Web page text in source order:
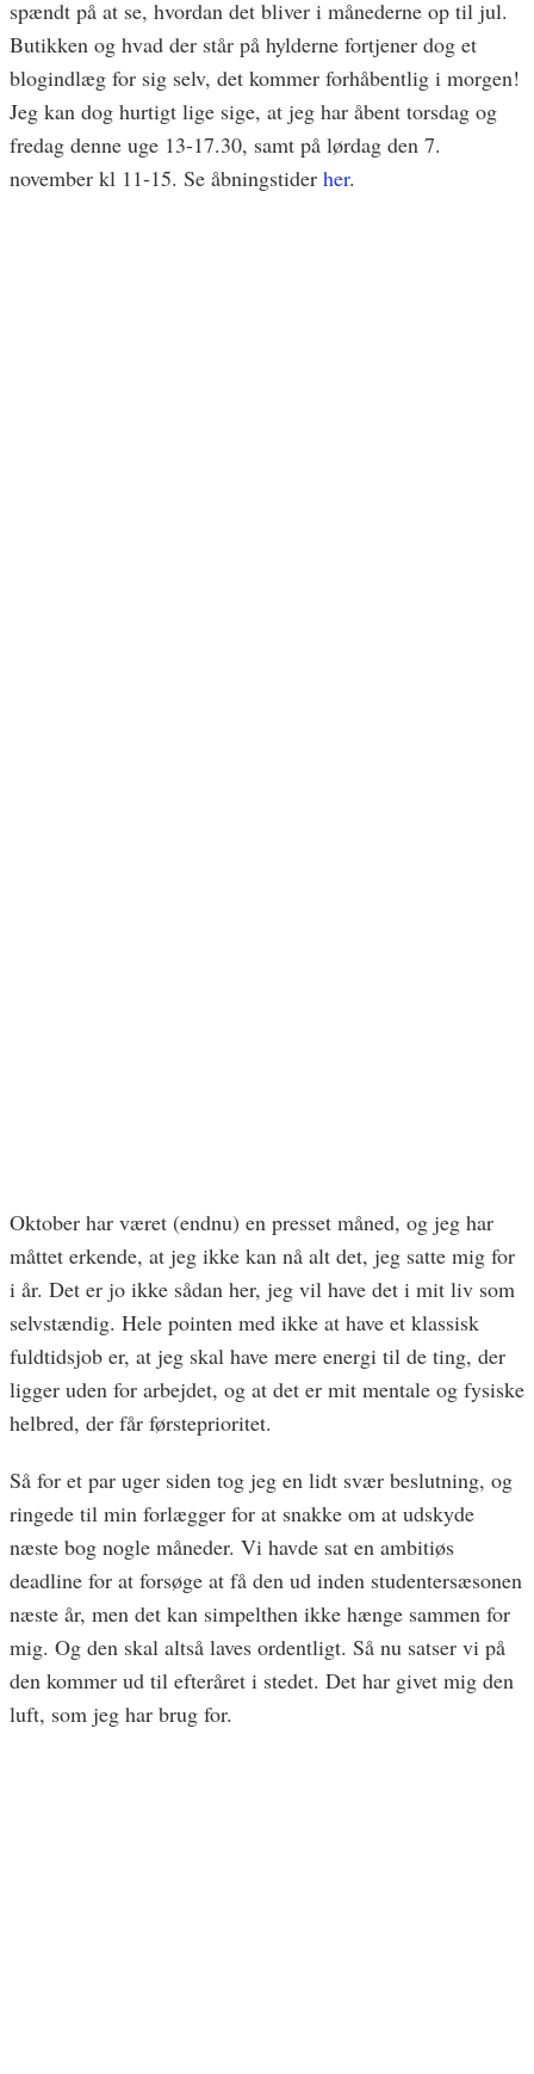
spændt på at se, hvordan det bliver i månederne op til jul.
Butikken og hvad der står på hylderne fortjener dog et
blogindlæg for sig selv, det kommer forhåbentlig i morgen!
Jeg kan dog hurtigt lige sige, at jeg har åbent torsdag og
fredag denne uge 13-17.30, samt på lørdag den 7.
november kl 11-15. Se åbningstider her.
Oktober har været (endnu) en presset måned, og jeg har
måttet erkende, at jeg ikke kan nå alt det, jeg satte mig for
i år. Det er jo ikke sådan her, jeg vil have det i mit liv som
selvstændig. Hele pointen med ikke at have et klassisk
fuldtidsjob er, at jeg skal have mere energi til de ting, der
ligger uden for arbejdet, og at det er mit mentale og fysiske
helbred, der får førsteprioritet.
Så for et par uger siden tog jeg en lidt svær beslutning, og
ringede til min forlægger for at snakke om at udskyde
næste bog nogle måneder. Vi havde sat en ambitiøs
deadline for at forsøge at få den ud inden studentersæsonen
næste år, men det kan simpelthen ikke hænge sammen for
mig. Og den skal altså laves ordentligt. Så nu satser vi på
den kommer ud til efteråret i stedet. Det har givet mig den
luft, som jeg har brug for.